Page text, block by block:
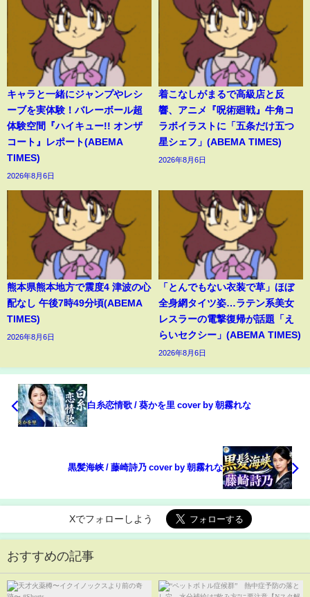
キャラと一緒にジャンプやレシ
ーブを実体験！バレーボール超
体験空間『ハイキュー!! オンザ
コート』レポート(ABEMA
TIMES)
2026年8月6日
着こなしがまるで高級店と反
響、アニメ『呪術廻戦』牛角コ
ラボイラストに「五条だけ五つ
星シェフ」(ABEMA TIMES)
2026年8月6日
熊本県熊本地方で震度4 津波の心
配なし 午後7時49分頃(ABEMA
TIMES)
2026年8月6日
「とんでもない衣装で草」ほぼ
全身網タイツ姿…ラテン系美女
レスラーの電撃復帰が話題「え
らいセクシー」(ABEMA TIMES)
2026年8月6日
白糸恋情歌 / 葵かを里 cover by 朝霧れな
黒髪海峡 / 藤崎詩乃 cover by 朝霧れな
Xでフォローしよう
おすすめの記事